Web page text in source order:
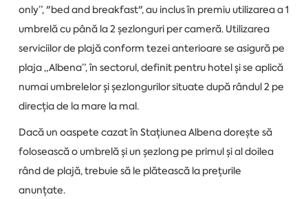
only”, "bed and breakfast", au inclus în premiu utilizarea a 1
umbrelă cu până la 2 șezlonguri per cameră. Utilizarea
serviciilor de plajă conform tezei anterioare se asigură pe
plaja „Albena”, în sectorul, definit pentru hotel și se aplică
numai umbrelelor și șezlongurilor situate după rândul 2 pe
direcția de la mare la mal.
Dacă un oaspete cazat în Stațiunea Albena dorește să
folosească o umbrelă și un șezlong pe primul și al doilea
rând de plajă, trebuie să le plătească la prețurile
anunțate.